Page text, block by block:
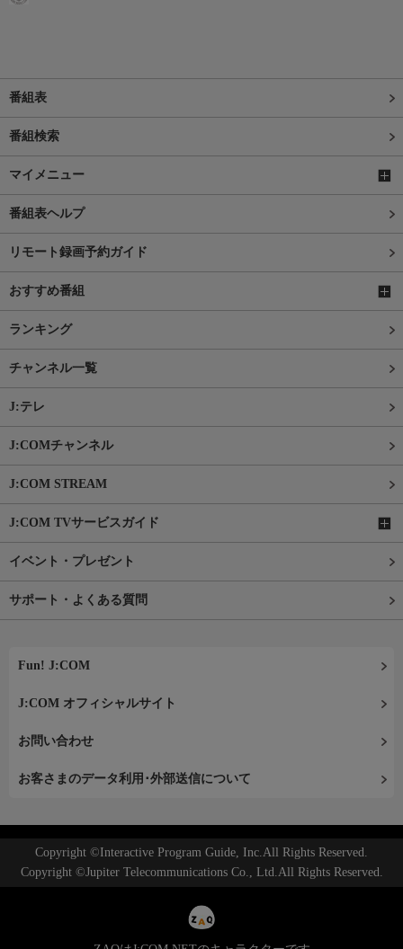
番組表
番組検索
マイメニュー
番組表ヘルプ
リモート録画予約ガイド
おすすめ番組
ランキング
チャンネル一覧
J:テレ
J:COMチャンネル
J:COM STREAM
J:COM TVサービスガイド
イベント・プレゼント
サポート・よくある質問
Fun! J:COM
J:COM オフィシャルサイト
お問い合わせ
お客さまのデータ利用･外部送信について
Copyright ©Interactive Program Guide, Inc.All Rights Reserved.
Copyright ©Jupiter Telecommunications Co., Ltd.All Rights Reserved.